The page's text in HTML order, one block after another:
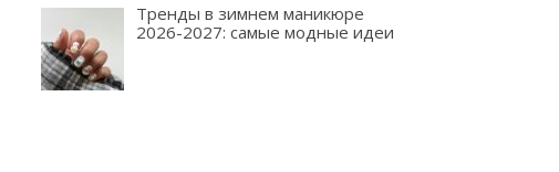
Тренды в зимнем маникюре
2026-2027: самые модные идеи